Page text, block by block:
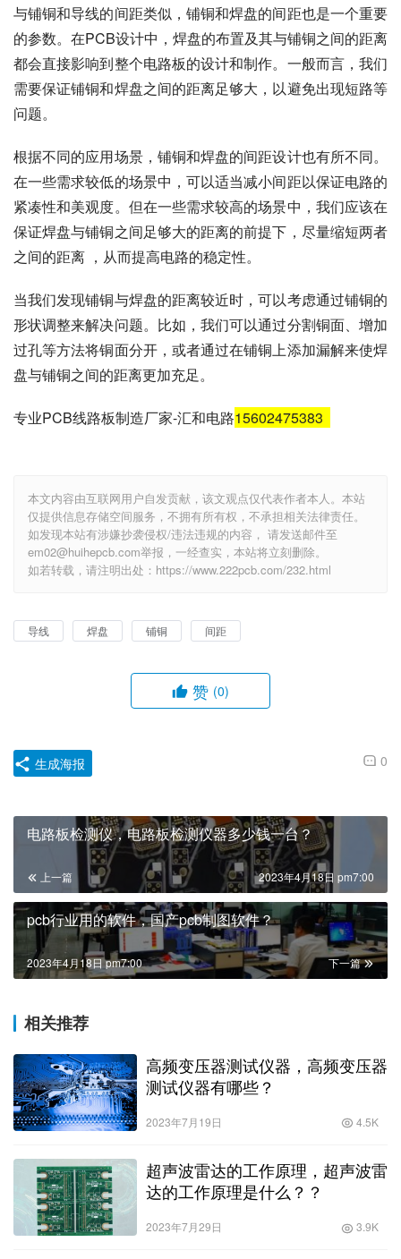
与铺铜和导线的间距类似，铺铜和焊盘的间距也是一个重要
的参数。在PCB设计中，焊盘的布置及其与铺铜之间的距离
都会直接影响到整个电路板的设计和制作。一般而言，我们
需要保证铺铜和焊盘之间的距离足够大，以避免出现短路等
问题。
根据不同的应用场景，铺铜和焊盘的间距设计也有所不同。
在一些需求较低的场景中，可以适当减小间距以保证电路的
紧凑性和美观度。但在一些需求较高的场景中，我们应该在
保证焊盘与铺铜之间足够大的距离的前提下，尽量缩短两者
之间的距离 ，从而提高电路的稳定性。
当我们发现铺铜与焊盘的距离较近时，可以考虑通过铺铜的
形状调整来解决问题。比如，我们可以通过分割铜面、增加
过孔等方法将铜面分开，或者通过在铺铜上添加漏解来使焊
盘与铺铜之间的距离更加充足。
专业PCB线路板制造厂家-汇和电路15602475383
本文内容由互联网用户自发贡献，该文观点仅代表作者本人。本站
仅提供信息存储空间服务，不拥有所有权，不承担相关法律责任。
如发现本站有涉嫌抄袭侵权/违法违规的内容， 请发送邮件至
em02@huihepcb.com举报，一经查实，本站将立刻删除。
如若转载，请注明出处：https://www.222pcb.com/232.html
导线 焊盘 铺铜 间距
赞 (0)
0
生成海报
电路板检测仪，电路板检测仪器多少钱一台？
上一篇 2023年4月18日 pm7:00
pcb行业用的软件，国产pcb制图软件？
下一篇
2023年4月18日 pm7:00
相关推荐
高频变压器测试仪器，高频变压器
测试仪器有哪些？
2023年7月19日 4.5K
超声波雷达的工作原理，超声波雷
达的工作原理是什么？？
2023年7月29日 3.9K